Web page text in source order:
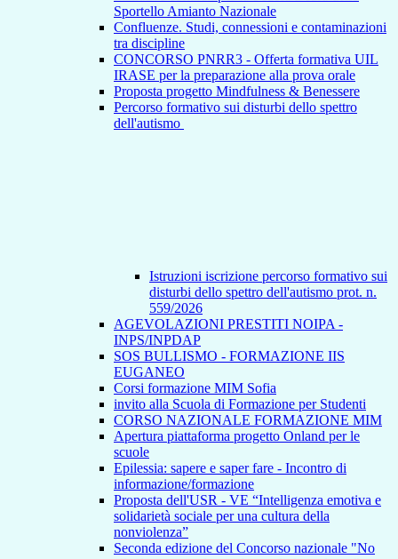
Sportello Amianto Nazionale
Confluenze. Studi, connessioni e contaminazioni
tra discipline
CONCORSO PNRR3 - Offerta formativa UIL
IRASE per la preparazione alla prova orale
Proposta progetto Mindfulness & Benessere
Percorso formativo sui disturbi dello spettro
dell'autismo
Istruzioni iscrizione percorso formativo sui
disturbi dello spettro dell'autismo prot. n.
559/2026
AGEVOLAZIONI PRESTITI NOIPA -
INPS/INPDAP
SOS BULLISMO - FORMAZIONE IIS
EUGANEO
Corsi formazione MIM Sofia
invito alla Scuola di Formazione per Studenti
CORSO NAZIONALE FORMAZIONE MIM
Apertura piattaforma progetto Onland per le
scuole
Epilessia: sapere e saper fare - Incontro di
informazione/formazione
Proposta dell'USR - VE “Intelligenza emotiva e
solidarietà sociale per una cultura della
nonviolenza”
Seconda edizione del Concorso nazionale "No